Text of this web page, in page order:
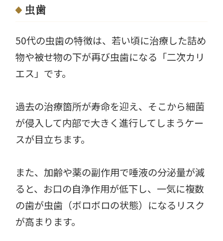
虫歯
50代の虫歯の特徴は、若い頃に治療した詰め
物や被せ物の下が再び虫歯になる「二次カリ
エス」です。
過去の治療箇所が寿命を迎え、そこから細菌
が侵入して内部で大きく進行してしまうケー
スが目立ちます。
また、加齢や薬の副作用で唾液の分泌量が減
ると、お口の自浄作用が低下し、一気に複数
の歯が虫歯（ボロボロの状態）になるリスク
が高まります。